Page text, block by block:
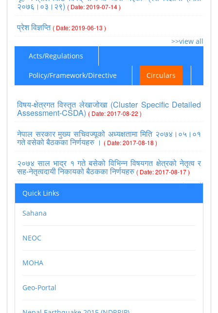
२०७६।०३।२९) ( Date: 2019-07-14 )
प्रेश विज्ञप्ति ( Date: 2019-06-13 )
>>view all
Acts/Regulations
Policy/Framework/Directive Circulars
विषय-क्षेत्रगत विस्तृत लेखाजोखा (Cluster Specific Detailed
Assessment-CSDA) ( Date: 2017-08-22 )
नेपाल सरकार मुख्य सचिवज्यूको अध्यक्षतामा मिति २०७४।०५।०१
गते वसेको बैठकका निर्णयहरु । ( Date: 2017-08-18 )
२०७४ साल भाद्र १ गते बसेको विभिन्न विषयगत क्षेत्रको नेतृत्व र
सह-नेतृत्वदायी निकायको बैठकका निर्णयहरु ( Date: 2017-08-17 )
>>view all
Quick Links
Sahana
NEOC
MOHA
Geo-Portal